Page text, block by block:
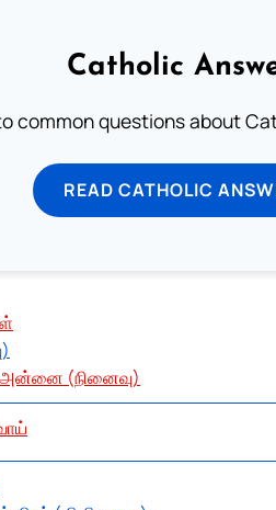
Catholic
common questions about
READ CATHOLIC
அன்னை (நினைவு)